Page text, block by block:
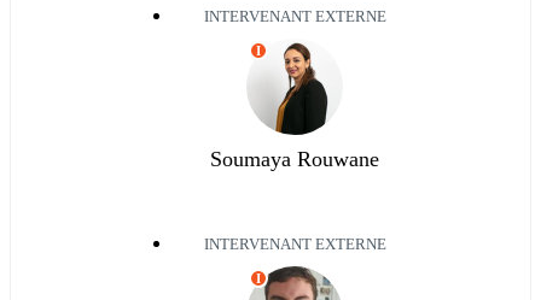
INTERVENANT EXTERNE
I
Soumaya Rouwane
INTERVENANT EXTERNE
I